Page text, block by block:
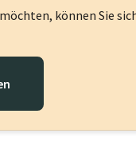
können Sie